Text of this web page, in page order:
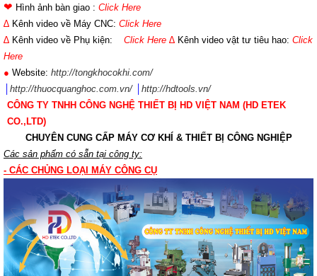
❤ Hình ảnh bàn giao : Click Here
∆ Kênh video về Máy CNC: Click Here
∆ Kênh video về Phụ kiện: Click Here ∆ Kênh video vật tư tiêu hao: Click
Here
● Website: http://tongkhocokhi.com/
http://thuocquanghoc.com.vn/
http://hdtools.vn/
CÔNG TY TNHH CÔNG NGHỆ THIẾT BỊ HD VIỆT NAM (HD ETEK
CO.,LTD)
CHUYÊN CUNG CẤP MÁY CƠ KHÍ & THIẾT BỊ CÔNG NGHIỆP
Các sản phẩm có sẵn tại công ty:
- CÁC CHỦNG LOẠI MÁY CÔNG CỤ